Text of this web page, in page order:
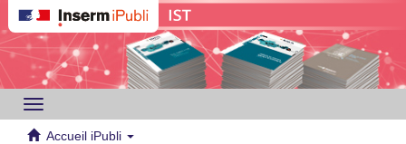
Toggle
navigation
Accueil iPubli